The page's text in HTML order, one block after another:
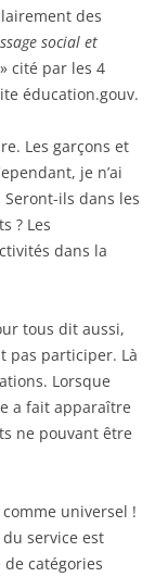
des
social et
» cité par les 4
éducation.gouv.
Les garçons et
je n’ai
ils dans les
? Les
dans la
tous dit aussi,
pas participer. Là
Lorsque
a fait apparaître
ne pouvant être
universel !
service est
catégories